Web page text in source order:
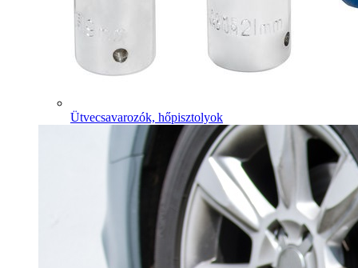
Ütvecsavarozók, hőpisztolyok